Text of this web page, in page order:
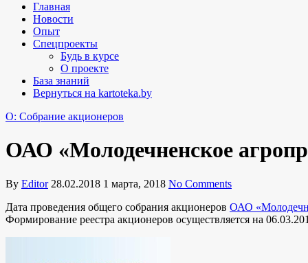
Главная
Новости
Опыт
Спецпроекты
Будь в курсе
О проекте
База знаний
Вернуться на kartoteka.by
O: Собрание акционеров
ОАО «Молодечненское
By Editor 28.02.2018 1 марта, 2018 No Comments
Дата проведения общего собрания акционеров ОАО
Формирование реестра акционеров осуществляется на